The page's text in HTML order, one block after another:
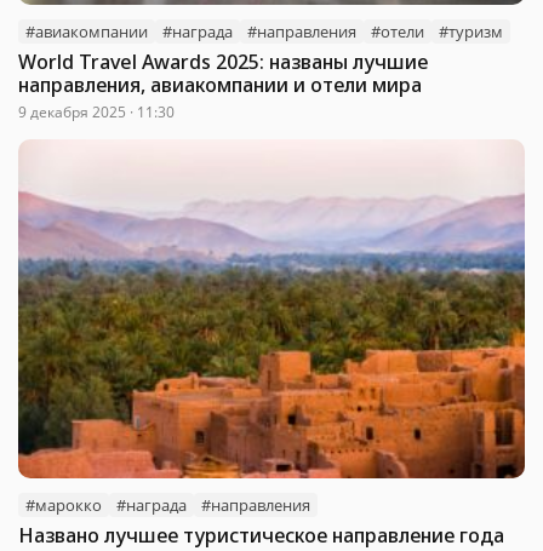
#авиакомпании #награда #направления #отели #туризм
World Travel Awards 2025: названы лучшие
направления, авиакомпании и отели мира
9 декабря 2025 · 11:30
#марокко #награда #направления
Названо лучшее туристическое направление года